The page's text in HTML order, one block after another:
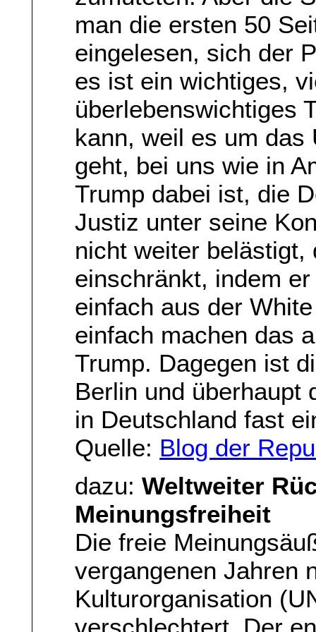
man die ersten 50
eingelesen, sich der
es ist ein wichtiges,
überlebenswichtiges
kann, weil es um das
geht, bei uns wie in
Trump dabei ist, die
Justiz unter seine
nicht weiter
einschränkt, indem
einfach aus der
einfach machen das
Trump. Dagegen ist
Berlin und überhaupt
in Deutschland fast
Quelle: Blog der
dazu:Weltweiter
Meinungsfreiheit
Die freie
vergangenen Jahren
Kulturorganisation